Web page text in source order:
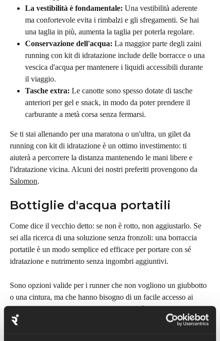
La vestibilità è fondamentale: Una vestibilità aderente
ma confortevole evita i rimbalzi e gli sfregamenti. Se hai
una taglia in più, aumenta la taglia per poterla regolare.
Conservazione dell'acqua: La maggior parte degli zaini
running con kit di idratazione include delle borracce o una
vescica d'acqua per mantenere i liquidi accessibili durante
il viaggio.
Tasche extra: Le canotte sono spesso dotate di tasche
anteriori per gel e snack, in modo da poter prendere il
carburante a metà corsa senza fermarsi.
Se ti stai allenando per una maratona o un'ultra, un gilet da
running con kit di idratazione è un ottimo investimento: ti
aiuterà a percorrere la distanza mantenendo le mani libere e
l'idratazione vicina. Alcuni dei nostri preferiti provengono da
Salomon.
Bottiglie d'acqua portatili
Come dice il vecchio detto: se non è rotto, non aggiustarlo. Se
sei alla ricerca di una soluzione senza fronzoli: una borraccia
portatile è un modo semplice ed efficace per portare con sé
idratazione e nutrimento senza ingombri aggiuntivi.
Sono opzioni valide per i runner che non vogliono un giubbotto
o una cintura, ma che hanno bisogno di un facile accesso ai
liquidi durante le loro corse; lo svantaggio è che dovrai
comunque portare con te la tua bottiglia anche una volta finita